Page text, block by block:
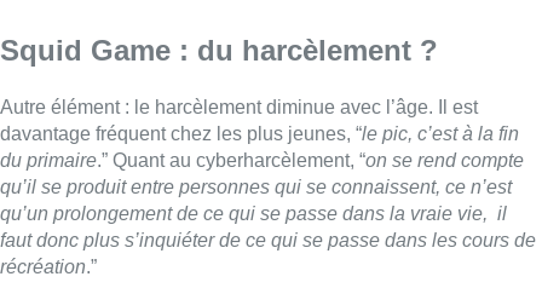
“Il ne s’agit pas vraiment de harcèlement, mais d’un
foulard. Un phénomène d’élèves qui veulent imiter ce qu’ils
voient sur les écrans. Il s’agit d’un phénomène d’imitation
basique, qu’on connaît bien. La question que l’on se pose,
c’est de savoir s’ils deviennent violents parce qu’ils ont regardé
la série ou s’ils pratiquent déjà des jeux violents et qu’ils ont
décidé de faire comme dans la série. Le débat est plus
compliqué